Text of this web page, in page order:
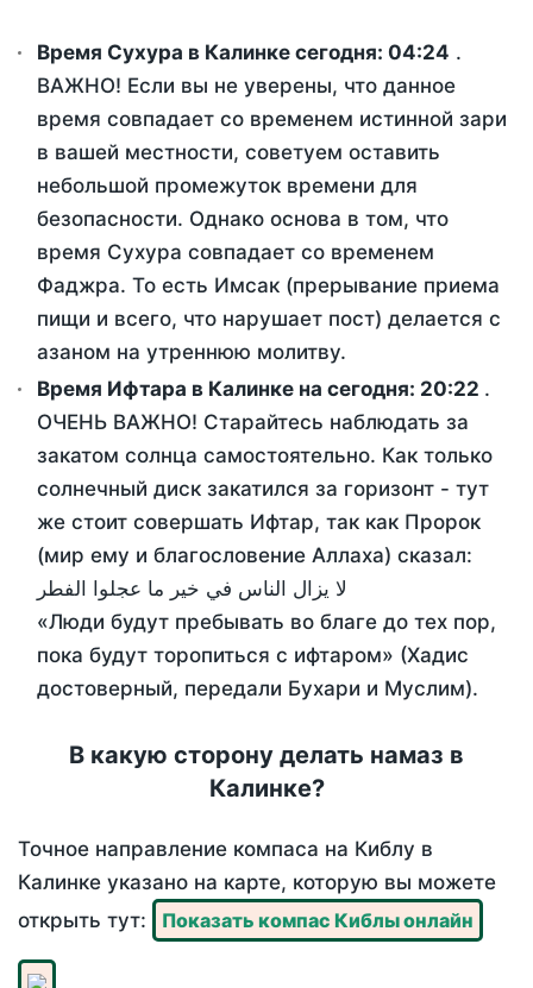
Время Сухура в Калинке сегодня: 04:24 .
ВАЖНО! Если вы не уверены, что данное
время совпадает со временем истинной зари
в вашей местности, советуем оставить
небольшой промежуток времени для
безопасности. Однако основа в том, что
время Сухура совпадает со временем
Фаджра. То есть Имсак (прерывание приема
пищи и всего, что нарушает пост) делается с
азаном на утреннюю молитву.
Время Ифтара в Калинке на сегодня: 20:22 .
ОЧЕНЬ ВАЖНО! Старайтесь наблюдать за
закатом солнца самостоятельно. Как только
солнечный диск закатился за горизонт - тут
же стоит совершать Ифтар, так как Пророк
(мир ему и благословение Аллаха) сказал:
لا يزال الناس في خير ما عجلوا الفطر
«Люди будут пребывать во благе до тех пор,
пока будут торопиться с ифтаром» (Хадис
достоверный, передали Бухари и Муслим).
В какую сторону делать намаз в
Калинке?
Точное направление компаса на Киблу в
Калинке указано на карте, которую вы можете
открыть тут:
Показать компас Киблы онлайн